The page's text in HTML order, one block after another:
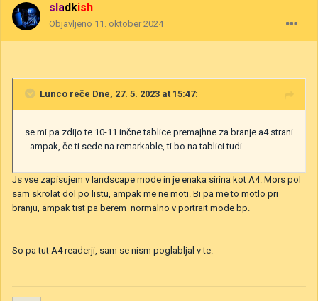
sladkish
Objavljeno 11. oktober 2024
Lunco reče Dne, 27. 5. 2023 at 15:47:
se mi pa zdijo te 10-11 inčne tablice premajhne za branje a4 strani
- ampak, če ti sede na remarkable, ti bo na tablici tudi.
Js vse zapisujem v landscape mode in je enaka sirina kot A4. Mors pol
sam skrolat dol po listu, ampak me ne moti. Bi pa me to motlo pri
branju, ampak tist pa berem normalno v portrait mode bp.
So pa tut A4 readerji, sam se nism poglabljal v te.